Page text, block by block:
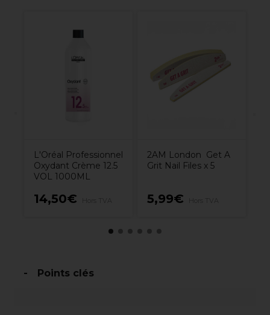
L'Oréal Professionnel
Oxydant Crème 12.5
VOL 1000ML
14,50€
2AM London Get A
Grit Nail Files x 5
5,99€
Points clés